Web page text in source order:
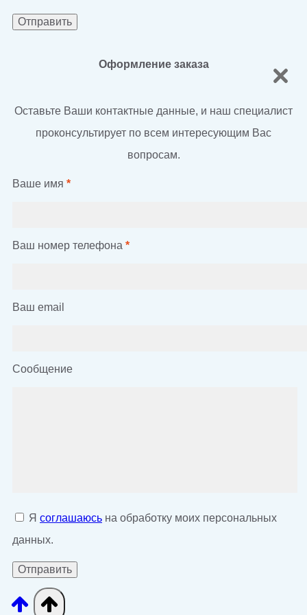
Оформление заказа
Оставьте Ваши контактные данные, и наш специалист
проконсультирует по всем интересующим Вас
вопросам.
Ваше имя *
Ваш номер телефона *
Ваш email
Сообщение
Я соглашаюсь на обработку моих персональных
данных.